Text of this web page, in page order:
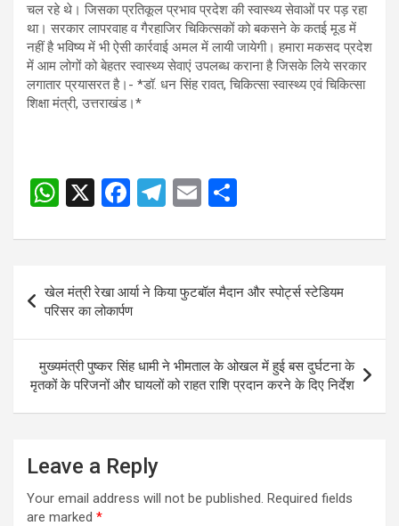
चल रहे थे। जिसका प्रतिकूल प्रभाव प्रदेश की स्वास्थ्य सेवाओं पर पड़ रहा
था। सरकार लापरवाह व गैरहाजिर चिकित्सकों को बकसने के कतई मूड में
नहीं है भविष्य में भी ऐसी कार्रवाई अमल में लायी जायेगी। हमारा मकसद प्रदेश
में आम लोगों को बेहतर स्वास्थ्य सेवाएं उपलब्ध कराना है जिसके लिये सरकार
लगातार प्रयासरत है।- *डॉ. धन सिंह रावत, चिकित्सा स्वास्थ्य एवं चिकित्सा
शिक्षा मंत्री, उत्तराखंड।*
W
at
s
A
p
p
X
F
ce
b
o
o
k
T
e
a
m
E
ail ar
Post
navigation
खेल मंत्री रेखा आर्या ने किया फुटबॉल मैदान और स्पोर्ट्स स्टेडियम
परिसर का लोकार्पण
मुख्यमंत्री पुष्कर सिंह धामी ने भीमताल के ओखल में हुई बस दुर्घटना के
मृतकों के परिजनों और घायलों को राहत राशि प्रदान करने के दिए निर्देश
Leave a Reply
Your email address will not be published. Required fields
are marked *